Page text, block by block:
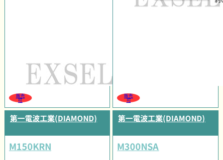
販売
可
販売
可
第一電波工業(DIAMOND)
M150KRN
第一電波工業(DIAMOND)
M300NSA